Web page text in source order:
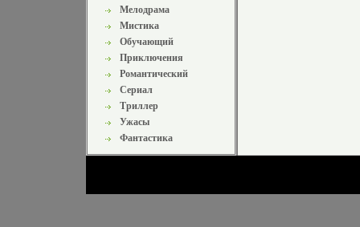
Мелодрама
Мистика
Обучающий
Приключения
Романтический
Сериал
Триллер
Ужасы
Фантастика